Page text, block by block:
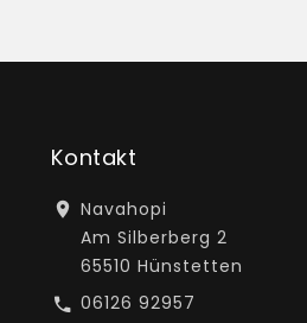
Kontakt
Navahopi
Am Silberberg 2
65510 Hünstetten
06126 92957